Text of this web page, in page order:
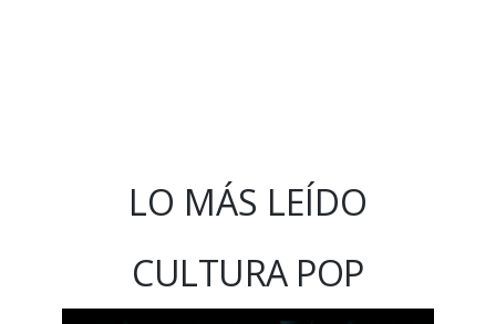
LO MÁS LEÍDO
CULTURA POP